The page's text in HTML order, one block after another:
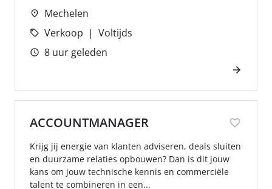
Mechelen
Verkoop
Voltijds
8 uur geleden
ACCOUNTMANAGER
Krijg jij energie van klanten adviseren, deals sluiten
en duurzame relaties opbouwen? Dan is dit jouw
kans om jouw technische kennis en commerciële
talent te combineren in een...